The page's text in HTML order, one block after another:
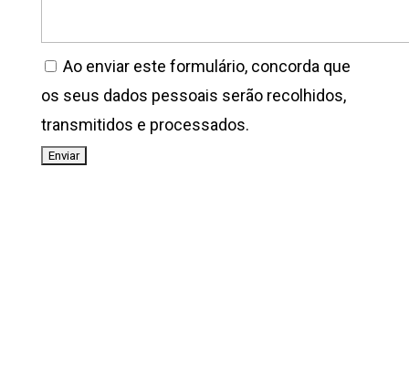
(Obrigatório)
Ao enviar este formulário, concorda que
os seus dados pessoais serão recolhidos,
transmitidos e processados.